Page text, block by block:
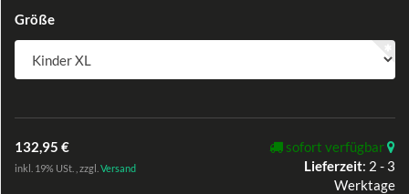
Größe
132,95 €
inkl. 19% USt. , zzgl. Versand
sofort verfügbar
Lieferzeit: 2 - 3
Werktage